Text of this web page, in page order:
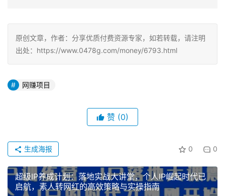
原创文章，作者：分享优质付费资源专家，如若转载，请注明
出处：https://www.0478g.com/money/6793.html
网赚项目
赞 (0)
0 0
生成海报
超级IP养成计划：落地实战大讲堂，个人IP崛起时代已
启航，素人转网红的高效策略与实操指南